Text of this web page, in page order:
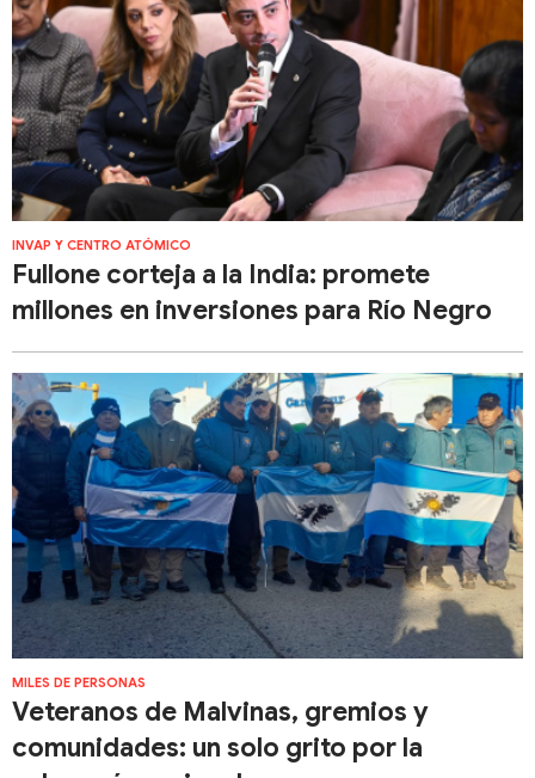
INVAP Y CENTRO ATÓMICO
Fullone corteja a la India: promete
millones en inversiones para Río Negro
MILES DE PERSONAS
Veteranos de Malvinas, gremios y
comunidades: un solo grito por la